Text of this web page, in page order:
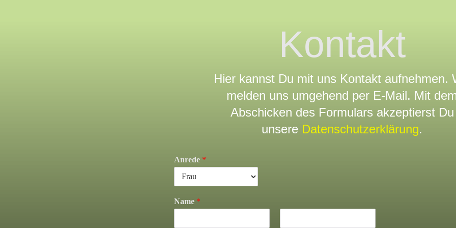
Kontakt
Hier kannst Du mit uns Kontakt aufnehmen.
melden uns umgehend per E-Mail. Mit
Abschicken des Formulars akzeptierst Du
unsere Datenschutzerklärung.
Anrede *
Name *